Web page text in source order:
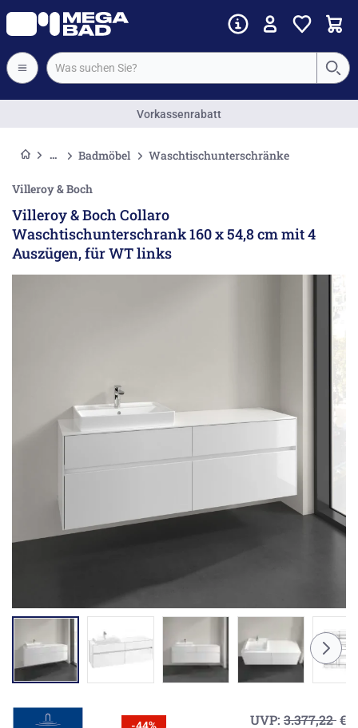
Vorkassenrabatt
Badmöbel Waschtischunterschränke
Villeroy & Boch
Villeroy & Boch Collaro
Waschtischunterschrank 160 x 54,8 cm mit 4
Auszügen, für WT links
UVP: 3.377,22€